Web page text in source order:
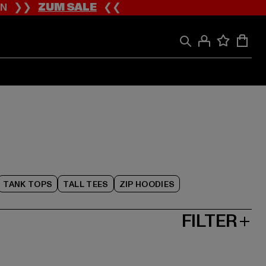
❯❯ZUM SALE❮❮
TANK TOPS TALL TEES ZIP HOODIES
FILTER